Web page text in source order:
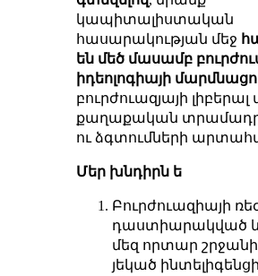
կապիտալիստական
հասարակության մեջ
են մեծ մասամբ
իդեոլոգիայի
բուրժուազյայի լիբերալ
քաղաքական
ու ձգտումների
Մեր խնդիրն ե
Բուրժուազիայի
դաստիարակված
մեզ որտար
յեկած